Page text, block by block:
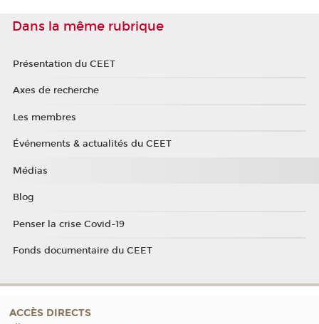
Dans la même rubrique
Présentation du CEET
Axes de recherche
Les membres
Événements & actualités du CEET
Médias
Blog
Penser la crise Covid-19
Fonds documentaire du CEET
ACCÈS DIRECTS